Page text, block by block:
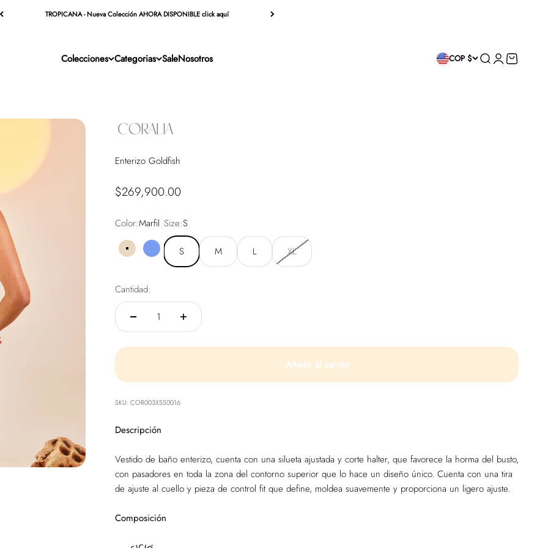
TROPICANA - Nueva Colección AHORA DISPONIBLE click aquí
Colecciones Categorias SaleNosotros COP $ BuscarIniciar sesión
Carrito
Enterizo Goldfish
Precio de oferta
$269,900.00
Color:Marfil
Marfil Azul Francia
Size:S
S M L XL
Cantidad:
Añadir al carrito
SKU: COR003XSS0016
Descripción
Vestido de baño enterizo, cuenta con una silueta ajustada y corte halter, que favorece la horma del busto,
con pasadores en toda la zona del contorno superior que lo hace un diseño único. Cuenta con una tira
de ajuste al cuello y pieza de control fit que define, moldea suavemente y proporciona un ligero ajuste.
Composición